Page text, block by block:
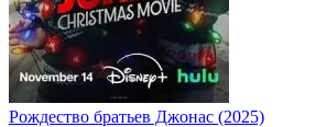
Рождество братьев Джонас (2025)